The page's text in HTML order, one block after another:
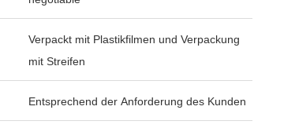
Verpackt mit Plastikfilmen und Verpackung
mit Streifen
Entsprechend der Anforderung des Kunden